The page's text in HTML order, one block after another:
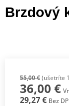
Brzdový
55,00 €(ušetríte
36,00 €
29,27 € Bez